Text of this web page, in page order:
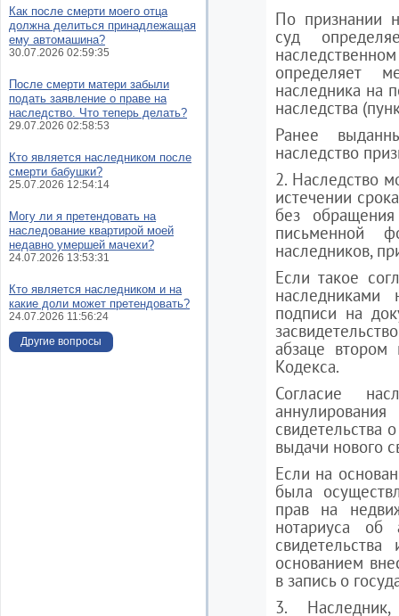
По признании
суд
определяет
наследника на
наследства
Ранее
наследство
2. Наследство
истечении
без
письменной
наследников,
Если такое
наследниками
подписи на
абзаце втором
Кодекса.
Согласие
свидетельства
выдачи нового
Если на
была
прав на
нотариуса об
основанием
в запись о
3.
Как после смерти моего отца
должна делиться принадлежащая
ему автомашина?
30.07.2026 02:59:35
После смерти матери забыли
подать заявление о праве на
наследство. Что теперь делать?
29.07.2026 02:58:53
Кто является наследником после
смерти бабушки?
25.07.2026 12:54:14
Могу ли я претендовать на
наследование квартирой моей
недавно умершей мачехи?
24.07.2026 13:53:31
Кто является наследником и на
какие доли может претендовать?
24.07.2026 11:56:24
Другие вопросы